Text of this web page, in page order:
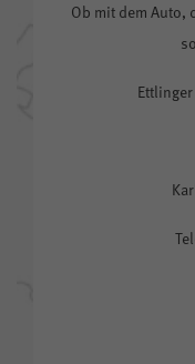
Ob mit dem Auto,